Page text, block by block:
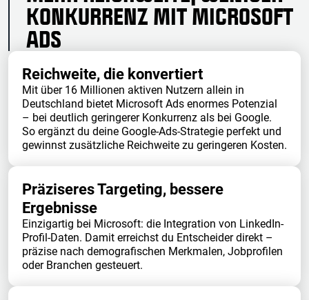
KONKURRENZ MIT MICROSOFT
ADS
Reichweite, die konvertiert
Mit über 16 Millionen aktiven Nutzern allein in
Deutschland bietet Microsoft Ads enormes Potenzial
– bei deutlich geringerer Konkurrenz als bei Google.
So ergänzt du deine Google-Ads-Strategie perfekt und
gewinnst zusätzliche Reichweite zu geringeren Kosten.
Präziseres Targeting, bessere
Ergebnisse
Einzigartig bei Microsoft: die Integration von LinkedIn-
Profil-Daten. Damit erreichst du Entscheider direkt –
präzise nach demografischen Merkmalen, Jobprofilen
oder Branchen gesteuert.